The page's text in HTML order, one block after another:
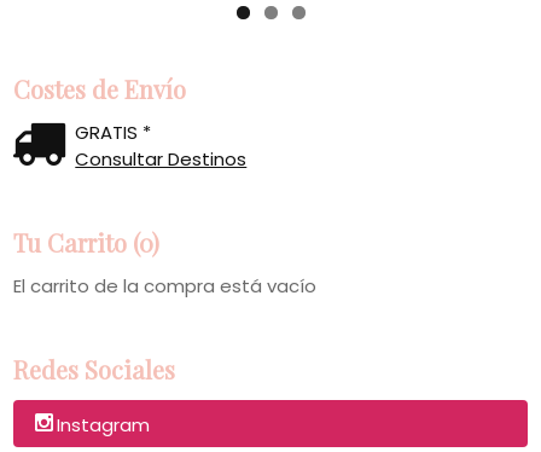
Costes de Envío
GRATIS *
Consultar Destinos
Tu Carrito (0)
El carrito de la compra está vacío
Redes Sociales
Instagram